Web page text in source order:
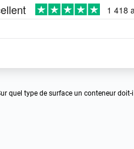
Sur quel type de surface un conteneur